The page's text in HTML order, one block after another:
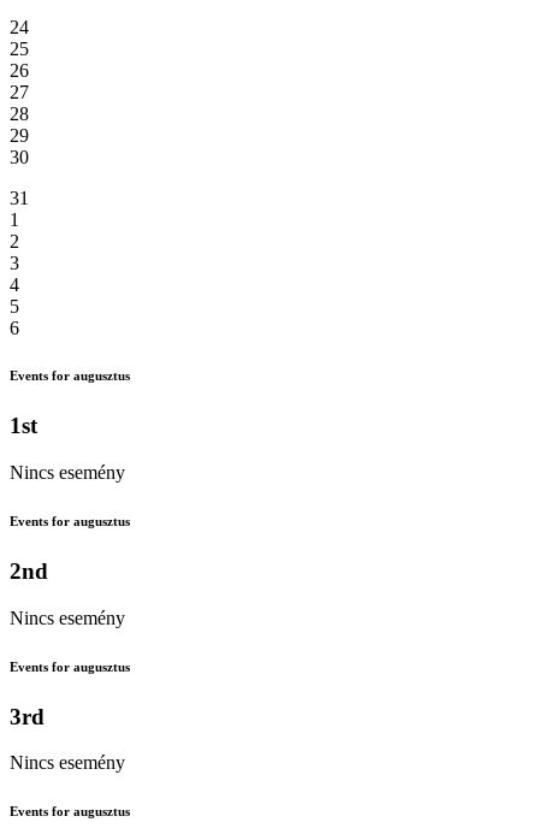
24
25
26
27
28
29
30
31
1
2
3
4
5
6
Events for augusztus
1st
Nincs esemény
Events for augusztus
2nd
Nincs esemény
Events for augusztus
3rd
Nincs esemény
Events for augusztus